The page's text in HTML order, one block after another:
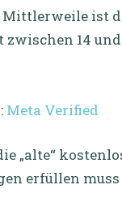
ist
14
Meta Verified
„alte“
erfüllen